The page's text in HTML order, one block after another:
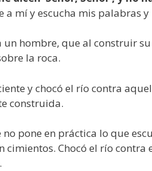
a mí y escucha mis palabras
un hombre, que al construir
la roca.
y chocó el río contra
construida.
no pone en práctica lo que
cimientos. Chocó el río